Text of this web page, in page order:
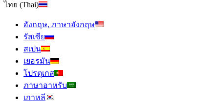
ไทย (Thai)
อังกฤษ, ภาษาอังกฤษ
รัสเซีย
สเปน
เยอรมัน
โปรตุเกส
ภาษาอาหรับ
เกาหลี